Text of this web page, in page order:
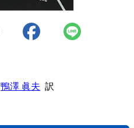
鴨澤 眞夫 訳